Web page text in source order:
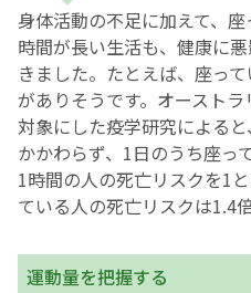
身体活動の不足に加えて、
時間が長い生活も、健康に
きました。たとえば、座っ
がありそうです。オースト
対象にした疫学研究による
かかわらず、1日のうち座っ
1時間の人の死亡リスクを1
ている人の死亡リスクは1.4
運動量を把握する